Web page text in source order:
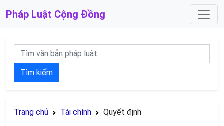
Pháp Luật Cộng Đồng
Tìm kiếm
Trang chủ Tài chính Quyết định